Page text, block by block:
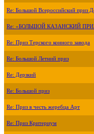
Re: Большой Всероссийский приз
Re: «БОЛЬШОЙ КАЗАНСКИЙ
Re: Приз Терского конного завода
Re: Большой Летний приз
Re: Дерзкий
Re: Большой приз
Re: Приз в честь жеребца Арт
Re: Приз Критериум